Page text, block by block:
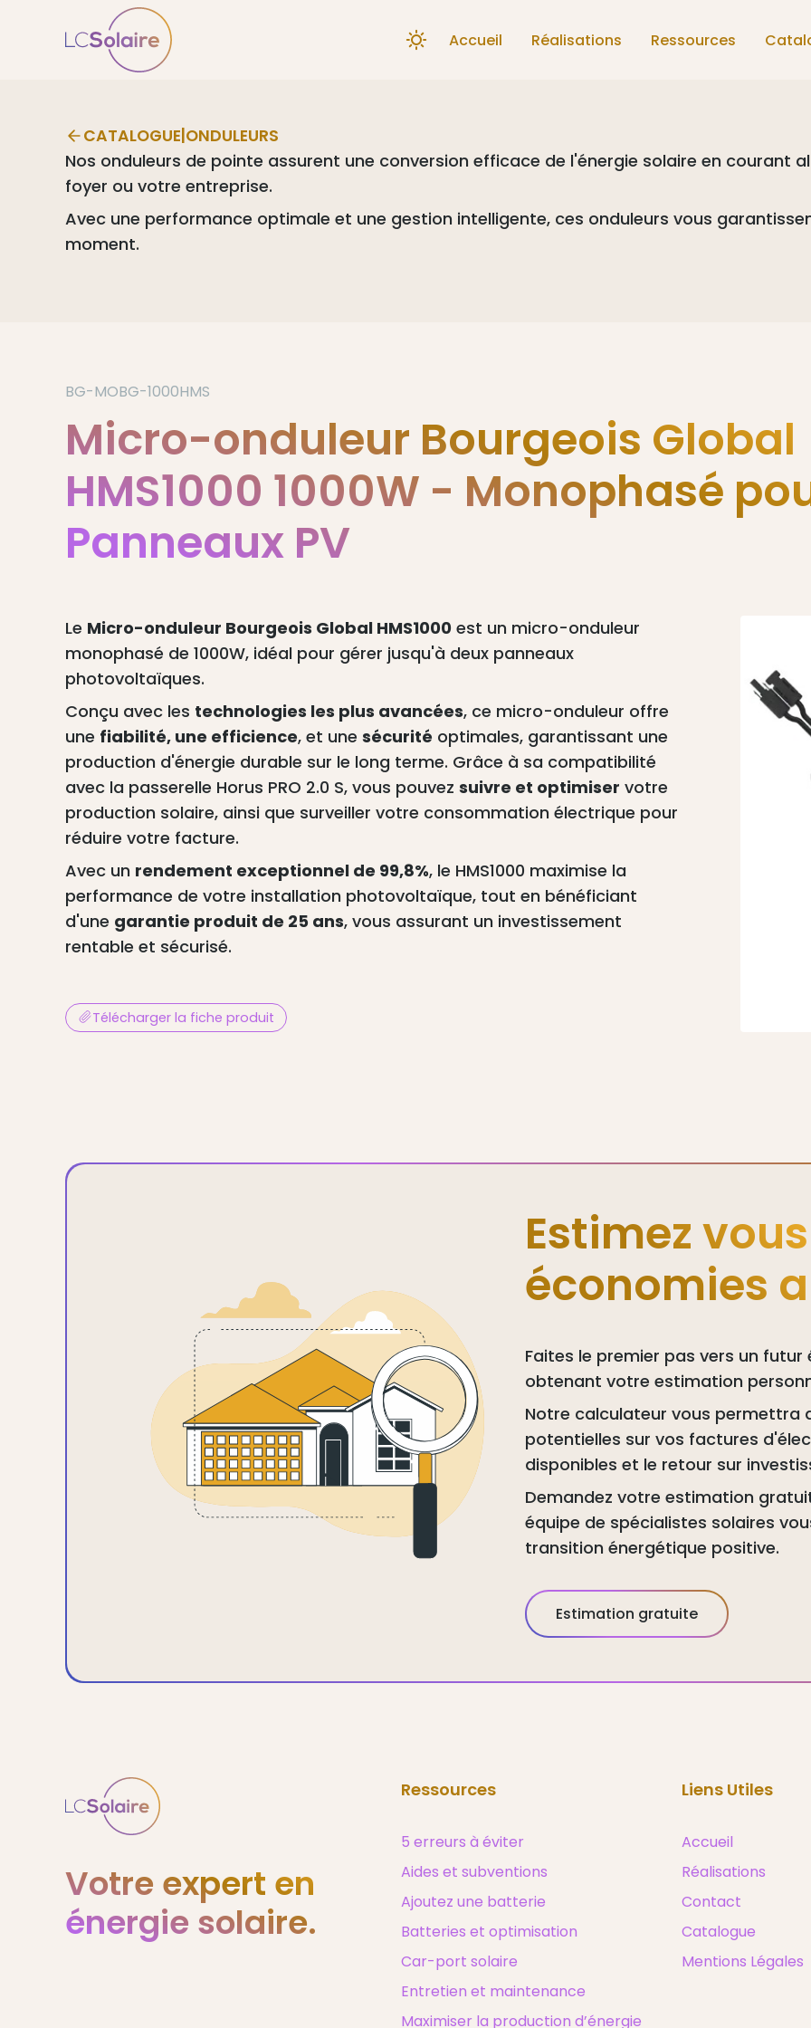
Accueil Réalisations Ressources
CATALOGUE ONDULEURS
Nos onduleurs de pointe assurent une conversion efficace de l'énergie solaire en courant
foyer ou votre entreprise.
Avec une performance optimale et une gestion intelligente, ces onduleurs vous
moment.
BG-MOBG-1000HMS
Micro-onduleur Bourgeois Global
HMS1000 1000W - Monophasé
Panneaux PV
Le Micro-onduleur Bourgeois Global HMS1000 est un micro-onduleur
monophasé de 1000W, idéal pour gérer jusqu'à deux panneaux
photovoltaïques.
Conçu avec les technologies les plus avancées, ce micro-onduleur offre
une fiabilité, une efficience, et une sécurité optimales, garantissant une
production d'énergie durable sur le long terme. Grâce à sa compatibilité
avec la passerelle Horus PRO 2.0 S, vous pouvez suivre et optimiser votre
production solaire, ainsi que surveiller votre consommation électrique pour
réduire votre facture.
Avec un rendement exceptionnel de 99,8%, le HMS1000 maximise la
performance de votre installation photovoltaïque, tout en bénéficiant
d'une garantie produit de 25 ans, vous assurant un investissement
rentable et sécurisé.
Télécharger la fiche produit
Estimez
économies
Faites le premier pas vers un
obtenant votre estimation
Notre calculateur vous permettra
potentielles sur vos factures
disponibles et le retour sur
Demandez votre estimation
équipe de spécialistes solaires
transition énergétique positive.
Estimation gratuite
Votre expert en
énergie solaire.
Ressources
5 erreurs à éviter
Aides et subventions
Ajoutez une batterie
Batteries et optimisation
Car-port solaire
Entretien et maintenance
Maximiser la production d’énergie
Liens Utiles
Accueil
Réalisations
Contact
Catalogue
Mentions Légales